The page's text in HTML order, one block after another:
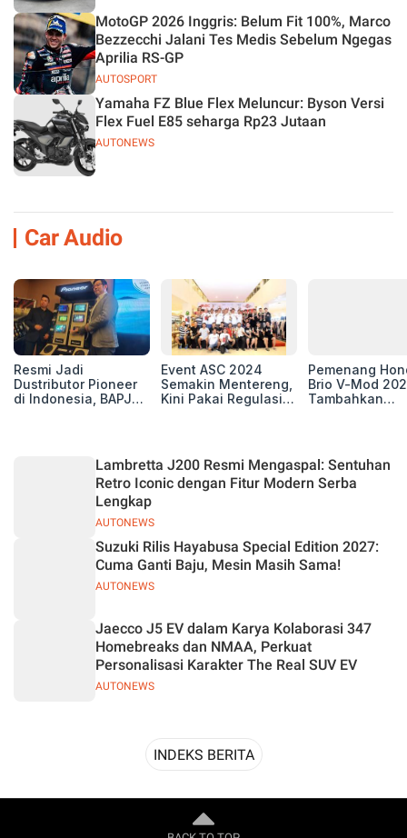
AUTOSPORT
MotoGP 2026 Inggris: Belum Fit 100%, Marco
Bezzecchi Jalani Tes Medis Sebelum Ngegas
Aprilia RS-GP
AUTONEWS
Yamaha FZ Blue Flex Meluncur: Byson Versi
Flex Fuel E85 seharga Rp23 Jutaan
Car Audio
Resmi Jadi
Dustributor Pioneer
di Indonesia, BAPJ
Event ASC 2024
Semakin Mentereng,
Kini Pakai Regulasi
Pemenang
Brio V-Mod
Tambahkan
AUTONEWS
Lambretta J200 Resmi Mengaspal: Sentuhan
Retro Iconic dengan Fitur Modern Serba
Lengkap
AUTONEWS
Suzuki Rilis Hayabusa Special Edition 2027:
Cuma Ganti Baju, Mesin Masih Sama!
AUTONEWS
Jaecco J5 EV dalam Karya Kolaborasi 347
Homebreaks dan NMAA, Perkuat
Personalisasi Karakter The Real SUV EV
INDEKS BERITA